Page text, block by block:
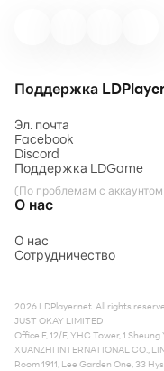
Поддержка
Эл. почта
Facebook
Discord
Поддержка LDGame
(По проблемам с
О нас
О нас
Сотрудничество
2026 LDPlayer.net. All rights
JUST OKAY LIMITED
Office F, 12/F, YHC Tower, 1
XUANZHI INTERNATIONAL CO.,
Room 1911, Lee Garden One, 33